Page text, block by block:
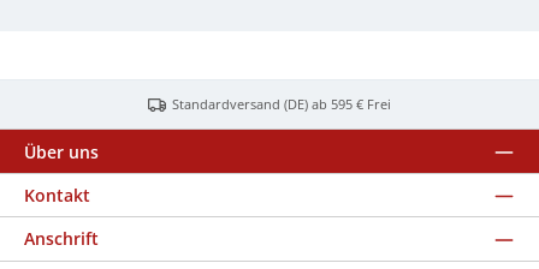
Standardversand (DE) ab 595 € Frei
Über uns
Kontakt
Anschrift